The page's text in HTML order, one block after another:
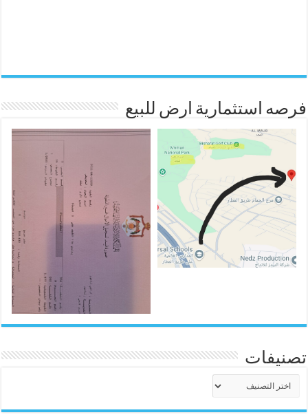
فرصه استثمارية ارض للبيع
تصنيفات